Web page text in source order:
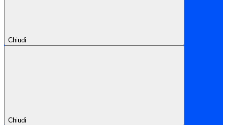
Chiudi
Chiudi